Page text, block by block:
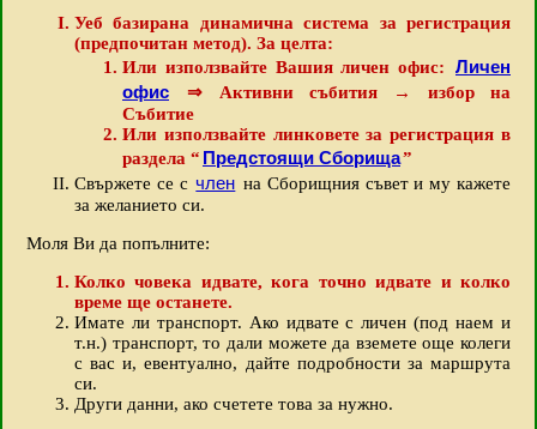
Уеб базирана динамична система за регистрация
(предпочитан метод). За целта:
Или използвайте Вашия личен офис:
Личен
офис
⇒ Активни събития → избор на
Събитие
Или използвайте линковете за регистрация в
раздела “ Предстоящи Сборища”
Свържете се с член на Сборищния съвет и му кажете
за желанието си.
Моля Ви да попълните:
Колко човека идвате, кога точно идвате и колко
време ще останете.
Имате ли транспорт. Ако идвате с личен (под наем и
т.н.) транспорт, то дали можете да вземете още колеги
с вас и, евентуално, дайте подробности за маршрута
си.
Други данни, ако счетете това за нужно.